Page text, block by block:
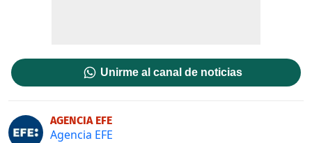
Unirme al canal de noticias
AGENCIA EFE
Agencia EFE